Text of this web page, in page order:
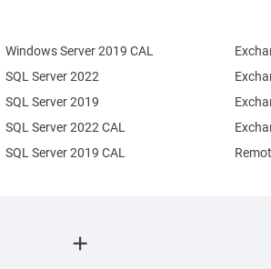
SQL Server 2022
SQL Server 2019
Windows Server 2019 CAL
SQL Server 2022 CAL
SQL Server 2019 CAL